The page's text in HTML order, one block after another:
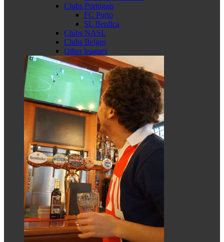
Clubs Portugais
FC Porto
SL Benfica
Clubs NASL
Clubs Belges
Other leagues